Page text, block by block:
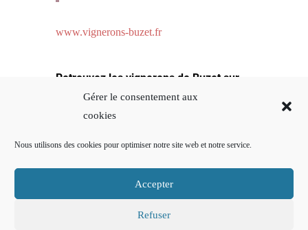
Gérer le consentement aux
cookies
Nous utilisons des cookies pour optimiser notre site web et notre service.
Accepter
Refuser
www.vignerons-buzet.fr
Retrouvez les vignerons de Buzet sur